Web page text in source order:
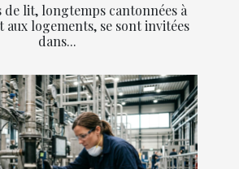
de lit, longtemps cantonnées à
aux logements, se sont invitées
dans...